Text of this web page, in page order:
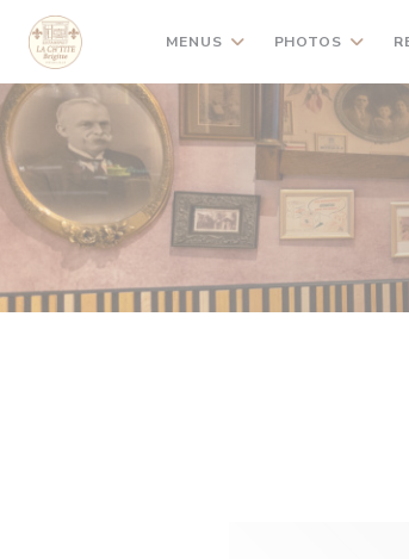
Personalizing your cookie choices
MENUS PHOTOS